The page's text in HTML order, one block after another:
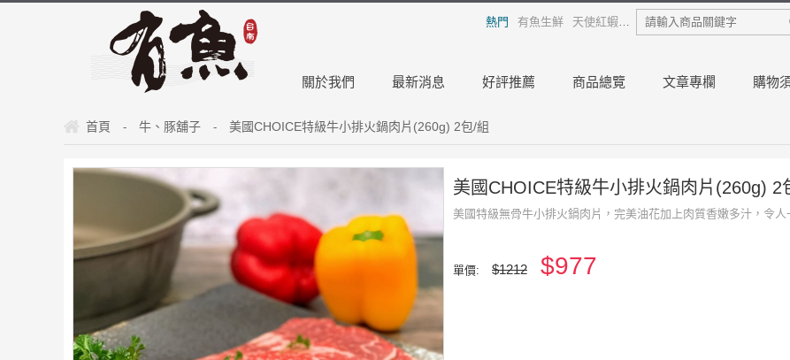
熱門 有魚生鮮 天使紅蝦 熟白蝦 龍膽石斑 日本干貝
關於我們 最新消息 好評推薦 商品總覽 文章專欄 購物
首頁 - 牛、豚舖子 - 美國CHOICE特級牛小排火鍋肉片(260g) 2包/組
美國CHOICE特級牛小排火鍋肉片(260g) 2
美國特級無骨牛小排火鍋肉片，完美油花加上肉質香嫩多汁，令
單價: $1212 $977